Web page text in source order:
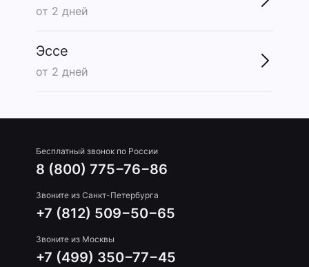
от 2 дней
Эссе
от 2 дней
Бесплатный звонок по России
8 (800) 775−76−86
Звоните из Санкт-Петербурга
+7 (812) 509−50−65
Звоните из Москвы
+7 (499) 350−77−45